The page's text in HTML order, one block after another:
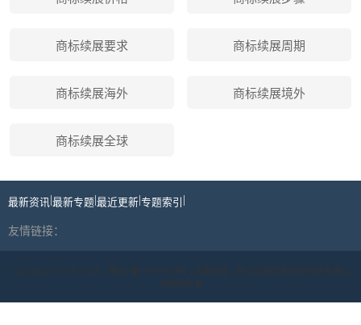
商标续展要求 商标续展周期
商标续展海外 商标续展境外
商标续展全球
最新资讯 |最新专题|最近更新|专题索引 |
友情链接：